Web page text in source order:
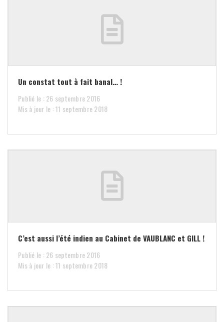
Un constat tout à fait banal… !
Publié le : 26 septembre 2016
Mis à jour le : 11 septembre 2018
C’est aussi l’été indien au Cabinet de VAUBLANC et GILL !
Publié le : 26 septembre 2016
Mis à jour le : 11 septembre 2018